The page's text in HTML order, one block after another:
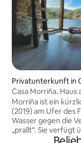
Privatunterkunft in
a
Casa Morriña. Haus
Ribeira Sacra
Morriña ist ein
(2019) am Ufer des
Wasser gegen die
„prallt“. Sie verfügt
außen gerichtete